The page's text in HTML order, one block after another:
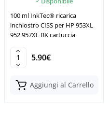
100 ml InkTec® ricarica
inchiostro CISS per HP 953XL
952 957XL BK cartuccia
5.90€
Aggiungi al Carrello